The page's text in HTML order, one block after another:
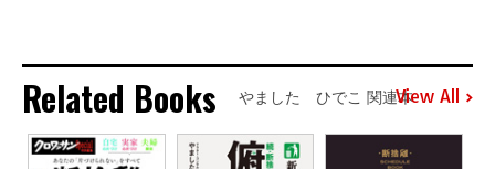
Related Books やました ひでこ 関連本View All